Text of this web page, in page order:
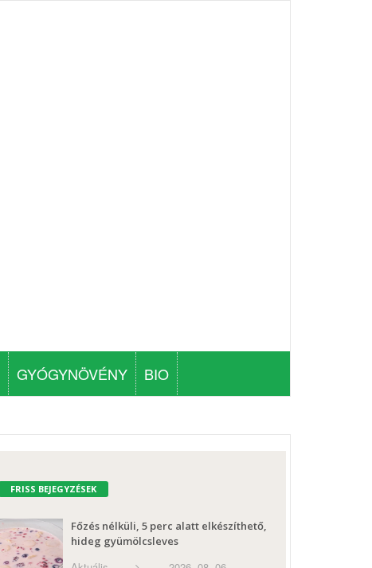
GYÓGYNÖVÉNY BIO
FRISS BEJEGYZÉSEK
Főzés nélküli, 5 perc alatt elkészíthető,
hideg gyümölcsleves